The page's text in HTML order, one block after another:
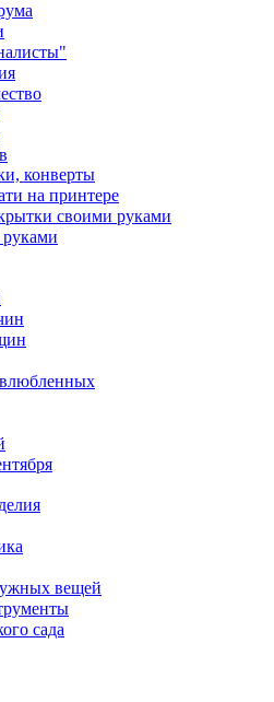
конверты
на принтере
своими руками
вещей
сада